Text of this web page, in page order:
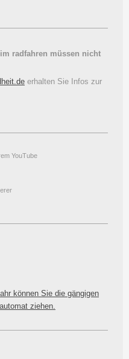
radfahren müssen nicht
erhalten Sie Infos zur
YouTube
können Sie die gängigen
ziehen.